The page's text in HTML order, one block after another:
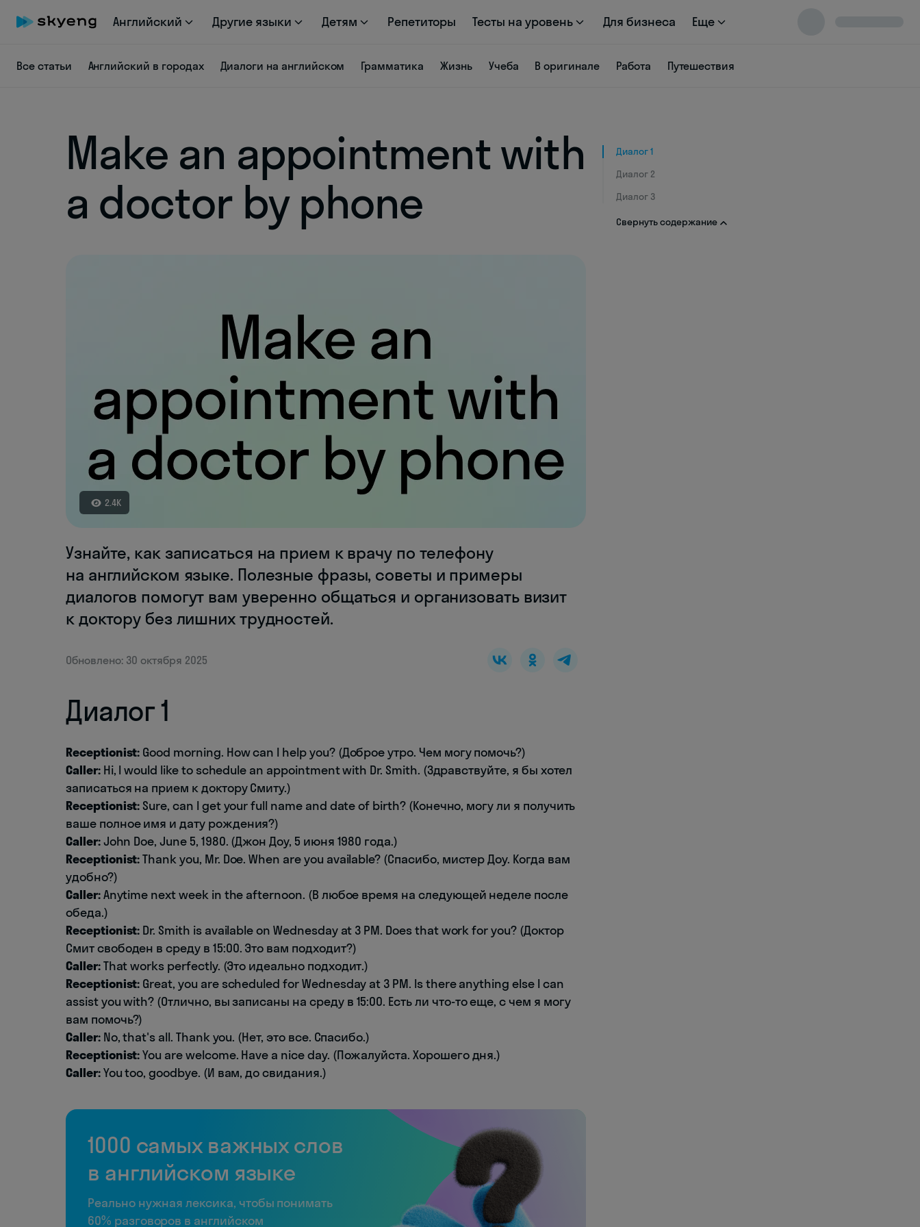
Английский Другие языки Детям Репетиторы Тесты на уровень Для бизнеса Еще
Все статьи Английский в городах Диалоги на английском Грамматика Жизнь Учеба В оригинале Работа Путешествия
Make an appointment with
a doctor by phone
2.4K
Узнайте, как записаться на прием к врачу по телефону
на английском языке. Полезные фразы, советы и примеры
диалогов помогут вам уверенно общаться и организовать визит
к доктору без лишних трудностей.
Обновлено: 30 октября 2025
Диалог 1
Receptionist: Good morning. How can I help you? (Доброе утро. Чем могу помочь?)
Caller:Hi, I would like to schedule an appointment with Dr. Smith. (Здравствуйте, я бы хотел
записаться на прием к доктору Смиту.)
Receptionist:Sure, can I get your full name and date of birth? (Конечно, могу ли я получить
ваше полное имя и дату рождения?)
Caller:John Doe, June 5, 1980. (Джон Доу, 5 июня 1980 года.)
Receptionist:Thank you, Mr. Doe. When are you available? (Спасибо, мистер Доу. Когда вам
удобно?)
Caller:Anytime next week in the afternoon. (В любое время на следующей неделе после
обеда.)
Receptionist: Dr. Smith is available on Wednesday at 3 PM. Does that work for you? (Доктор
Смит свободен в среду в 15:00. Это вам подходит?)
Caller:That works perfectly. (Это идеально подходит.)
Receptionist: Great, you are scheduled for Wednesday at 3 PM. Is there anything else I can
assist you with? (Отлично, вы записаны на среду в 15:00. Есть ли что-то еще, с чем я могу
вам помочь?)
Caller:No, that's all. Thank you. (Нет, это все. Спасибо.)
Receptionist:You are welcome. Have a nice day. (Пожалуйста. Хорошего дня.)
Caller:You too, goodbye. (И вам, до свидания.)
1000 самых важных слов
в английском языке
Реально нужная лексика, чтобы понимать
60% разговоров в английском
Диалог 1
Диалог 2
Диалог 3
Свернуть содержание